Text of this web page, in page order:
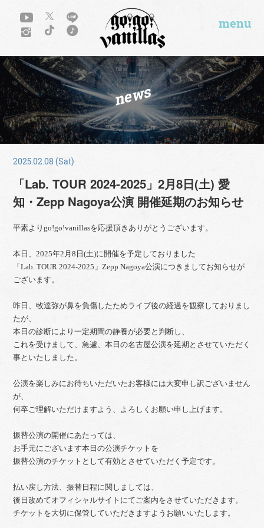
menu
news
2025.02.08 (Sat)
「Lab. TOUR 2024-2025」2月8日(土) 愛
知・Zepp Nagoya公演 開催延期のお知らせ
平素よりgo!go!vanillasを応援頂きありがとうございます。
本日、2025年2月8日(土)に開催を予定しておりました
「Lab. TOUR 2024-2025」Zepp Nagoya公演につきましてお知らせが
ございます。
昨日、牧達弥が鼻を負傷したためライブ後の経過を観察しておりまし
たが、
本日の診断により一定期間の静養が必要と判断し、
これを受けまして、急遽、本日の名古屋公演を延期とさせていただく
事といたしました。
公演を楽しみにお待ちいただいたお客様には大変申し訳ございません
が、
何卒ご理解いただけますよう、よろしくお願い申し上げます。
振替公演の開催にあたっては、
お手元にございます本日の公演チケットを
振替公演のチケットとして有効とさせていただく予定です。
払い戻し方法、振替日程に関しましては、
後日改めてオフィシャルサイトにてご案内をさせていただきます。
チケットを大切に保管していただきますようお願いいたします。